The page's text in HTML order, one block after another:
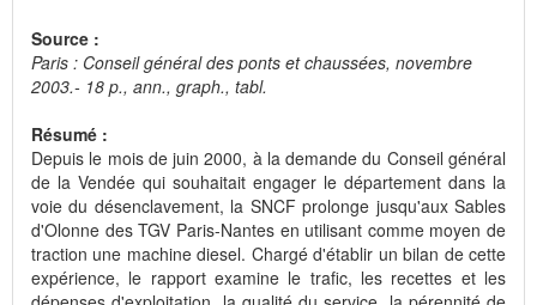
Source :
Paris : Conseil général des ponts et chaussées, novembre
2003.- 18 p., ann., graph., tabl.
Résumé :
Depuis le mois de juin 2000, à la demande du Conseil général
de la Vendée qui souhaitait engager le département dans la
voie du désenclavement, la SNCF prolonge jusqu'aux Sables
d'Olonne des TGV Paris-Nantes en utilisant comme moyen de
traction une machine diesel. Chargé d'établir un bilan de cette
expérience, le rapport examine le trafic, les recettes et les